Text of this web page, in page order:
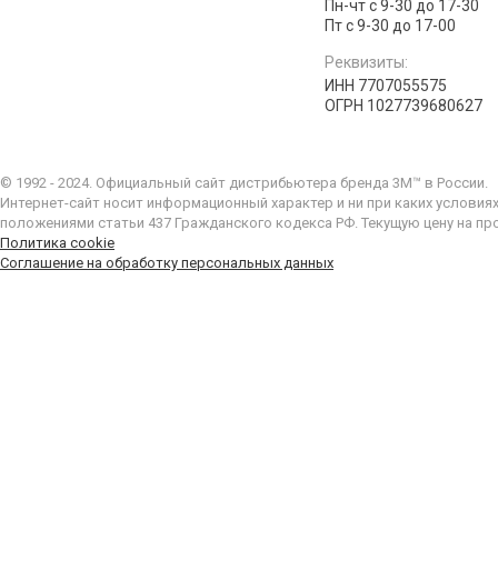
Пн-чт с 9-30 до 17-30
Пт с 9-30 до 17-00
Реквизиты:
ИНН 7707055575
ОГРН 1027739680627
© 1992 - 2024. Официальный сайт дистрибьютера бренда 3M™ в России.
Интернет-сайт носит информационный характер и ни при каких
положениями статьи 437 Гражданского кодекса РФ. Текущую цену на
Политика cookie
Соглашение на обработку персональных данных